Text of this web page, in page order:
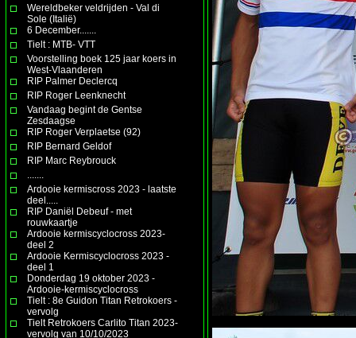
Wereldbeker veldrijden - Val di
Sole (Italië)
6 December.......
Tielt : MTB- VTT
Voorstelling boek 125 jaar koers in
West-Vlaanderen
RIP Palmer Declercq
RIP Roger Leenknecht
Vandaag begint de Gentse
Zesdaagse
RIP Roger Verplaetse (92)
RIP Bernard Geldof
RIP Marc Reybrouck
Ardooie kermiscross 2023 - laatste
deel.....
RIP Daniël Debeuf - met
rouwkaartje
Ardooie kermiscyclocross 2023-
deel 2
Ardooie Kermiscyclocross 2023 -
deel 1
Donderdag 19 oktober 2023 -
Ardooie-kermiscyclocross
Tielt : 8e Guidon Titan Retrokoers -
vervolg
Tielt Retrokoers Carlito Titan 2023-
vervolg van 10/10/2023